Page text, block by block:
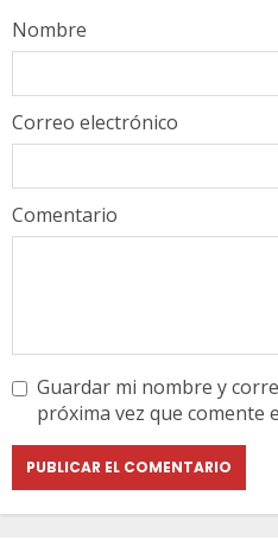
Comentario
Nombre
Correo electrónico
Guardar mi nombre y
próxima vez que comente